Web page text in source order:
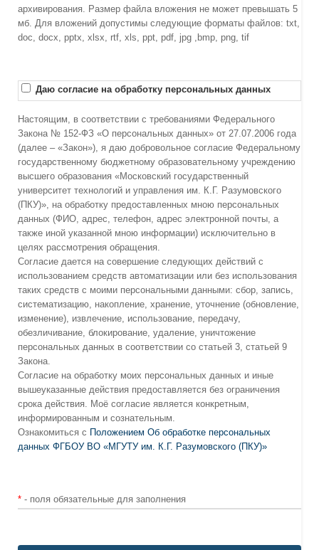
архивирования. Размер файла вложения не может превышать 5
мб. Для вложений допустимы следующие форматы файлов: txt,
doc, docx, pptx, xlsx, rtf, xls, ppt, pdf, jpg ,bmp, png, tif
Даю согласие на обработку персональных данных
Настоящим, в соответствии с требованиями Федерального
Закона № 152-ФЗ «О персональных данных» от 27.07.2006 года
(далее – «Закон»), я даю добровольное согласие Федеральному
государственному бюджетному образовательному учреждению
высшего образования «Московский государственный
университет технологий и управления им. К.Г. Разумовского
(ПКУ)», на обработку предоставленных мною персональных
данных (ФИО, адрес, телефон, адрес электронной почты, а
также иной указанной мною информации) исключительно в
целях рассмотрения обращения.
Согласие дается на совершение следующих действий с
использованием средств автоматизации или без использования
таких средств с моими персональными данными: сбор, запись,
систематизацию, накопление, хранение, уточнение (обновление,
изменение), извлечение, использование, передачу,
обезличивание, блокирование, удаление, уничтожение
персональных данных в соответствии со статьей 3, статьей 9
Закона.
Согласие на обработку моих персональных данных и иные
вышеуказанные действия предоставляется без ограничения
срока действия. Моё согласие является конкретным,
информированным и сознательным.
Ознакомиться с Положением Об обработке персональных
данных ФГБОУ ВО «МГУТУ им. К.Г. Разумовского (ПКУ)»
* - поля обязательные для заполнения